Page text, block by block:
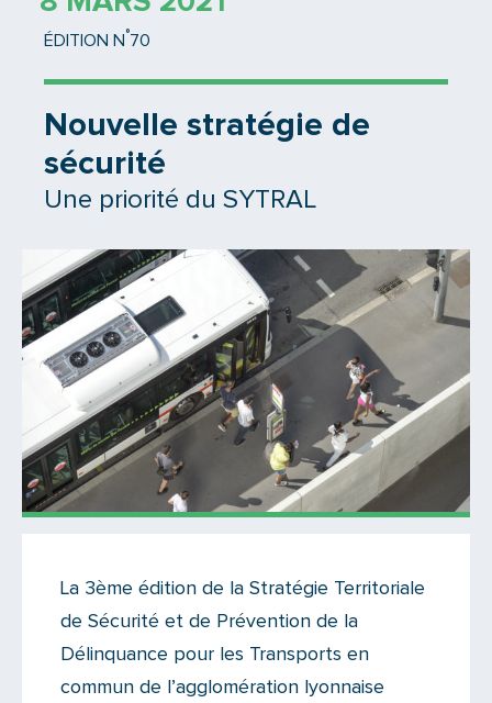
ÉDITION N °70
Nouvelle stratégie de
sécurité
Une priorité du SYTRAL
Il n'y a aucun commentaire...
Ajoutez le vôtre
La 3ème édition de la Stratégie Territoriale
de Sécurité et de Prévention de la
Délinquance pour les Transports en
commun de l’agglomération lyonnaise